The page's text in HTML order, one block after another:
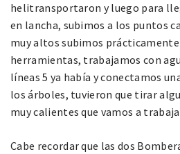
helitransportaron y luego para
en lancha, subimos a los puntos
muy altos subimos prácticamente
herramientas, trabajamos con
líneas 5 ya había y conectamos
los árboles, tuvieron que tirar
muy calientes que vamos a
Cabe recordar que las dos